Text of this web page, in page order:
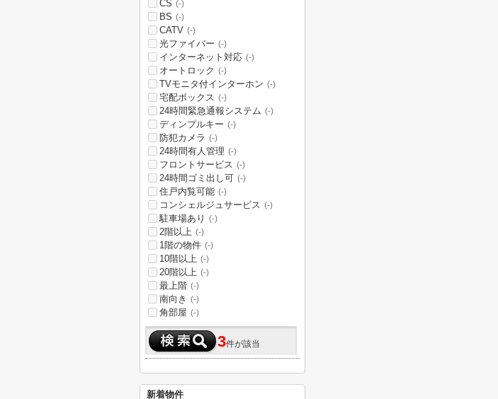
CS (-)
BS (-)
CATV (-)
光ファイバー (-)
インターネット対応 (-)
オートロック (-)
TVモニタ付インターホン (-)
宅配ボックス (-)
24時間緊急通報システム (-)
ディンプルキー (-)
防犯カメラ (-)
24時間有人管理 (-)
フロントサービス (-)
24時間ゴミ出し可 (-)
住戸内覧可能 (-)
コンシェルジュサービス (-)
駐車場あり (-)
2階以上 (-)
1階の物件 (-)
10階以上 (-)
20階以上 (-)
最上階 (-)
南向き (-)
角部屋 (-)
3件が該当
新着物件